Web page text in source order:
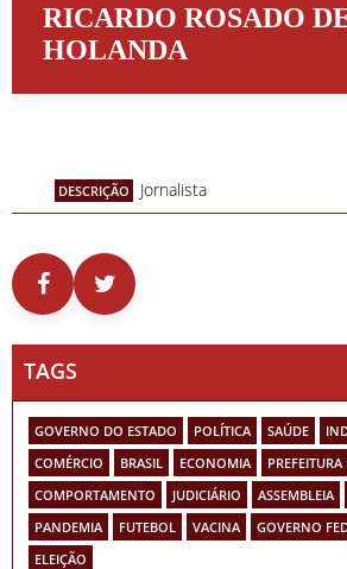
RICARDO ROSADO
HOLANDA
DESCRIÇÃO Jornalista
TAGS
GOVERNO DO ESTADO POLÍTICA SAÚDE
COMÉRCIO
BRASIL ECONOMIA
COMPORTAMENTO
JUDICIÁRIO ASSEMBLEIA
PANDEMIA
FUTEBOL VACINA GOVERNO
ELEIÇÃO